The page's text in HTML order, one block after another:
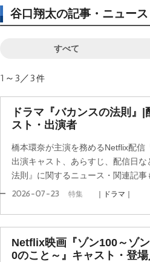
谷口翔太の記事・ニュー
すべて
1～3／3件
ドラマ『バカンスの法則』
スト・出演者
橋本環奈が主演を務めるNetflix配信
出演キャスト、あらすじ、配信日
法則』に関するニュース・関連記事
2026-07-23 特集 ｜ドラマ｜
Netflix映画『ゾン100～ゾ
0のこと～』キャスト・登